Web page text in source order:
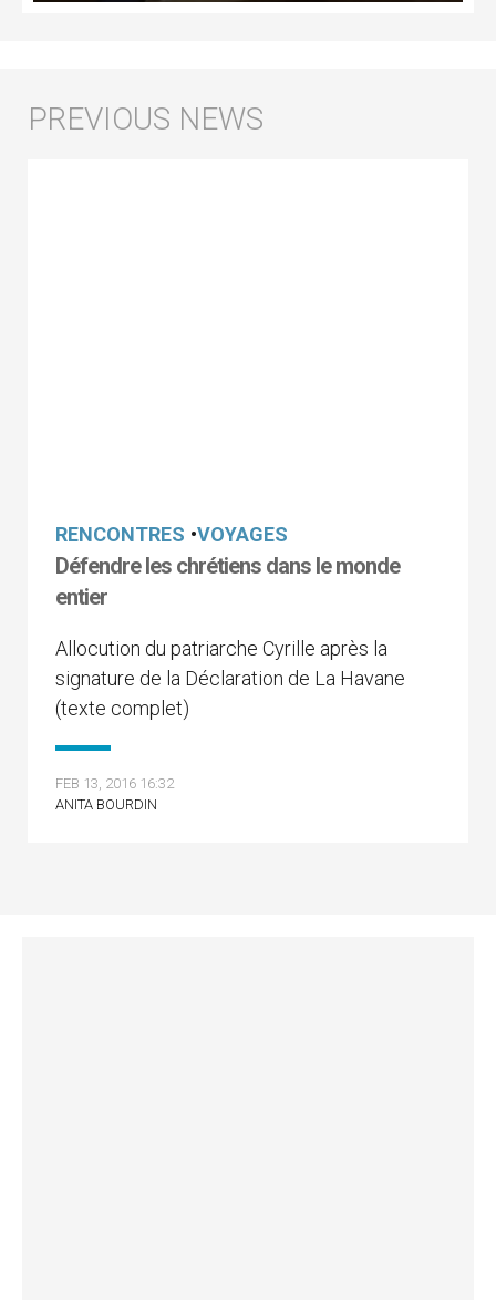
RENCONTRES •VOYAGES
Défendre les chrétiens dans le monde
entier
Allocution du patriarche Cyrille après la
signature de la Déclaration de La Havane
(texte complet)
FEB 13, 2016 16:32
ANITA BOURDIN